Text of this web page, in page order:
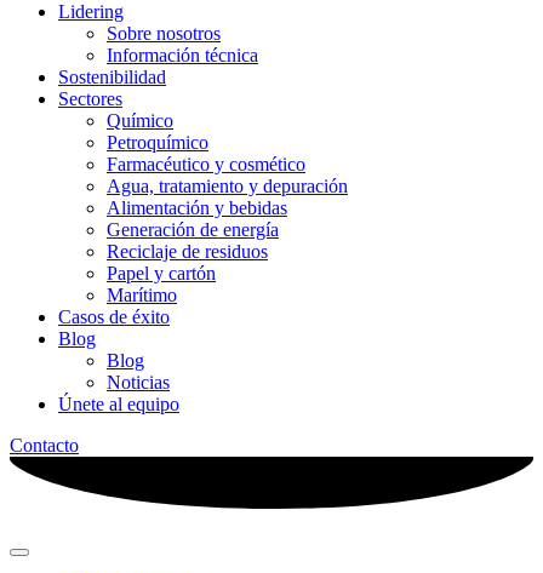
Lidering
Sobre nosotros
Información técnica
Sostenibilidad
Sectores
Químico
Petroquímico
Farmacéutico y cosmético
Agua, tratamiento y depuración
Alimentación y bebidas
Generación de energía
Reciclaje de residuos
Papel y cartón
Marítimo
Casos de éxito
Blog
Blog
Noticias
Únete al equipo
Contacto